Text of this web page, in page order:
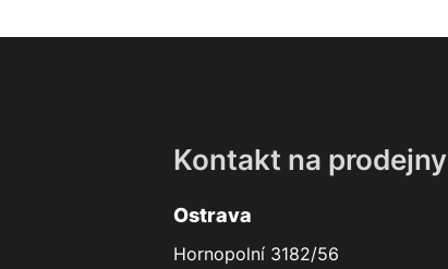
Kontakt na prodejny
Ostrava
Hornopolní 3182/56